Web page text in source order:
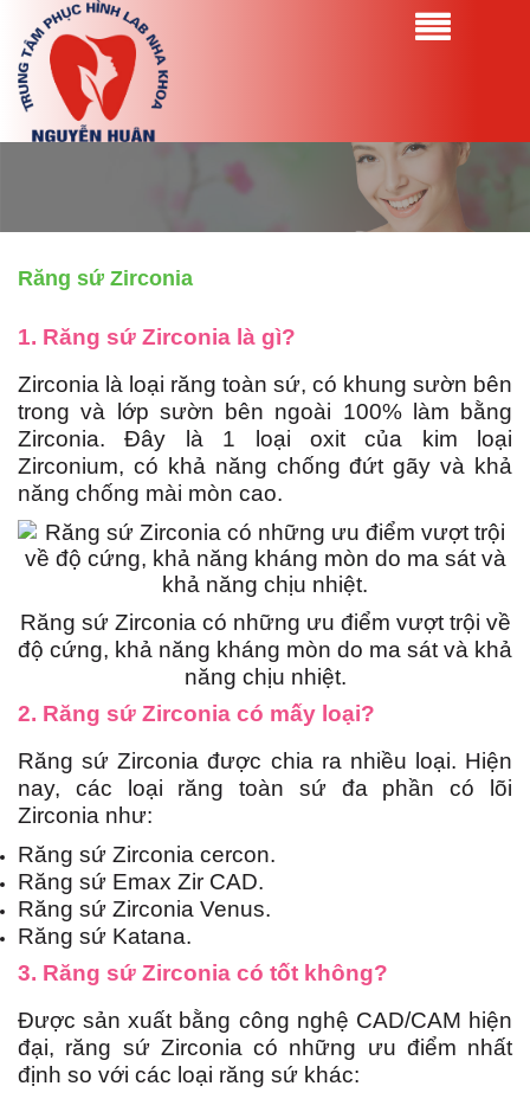
Răng sứ Zirconia
1. Răng sứ Zirconia là gì?
Zirconia là loại răng toàn sứ, có khung sườn bên
trong và lớp sườn bên ngoài 100% làm bằng
Zirconia. Đây là 1 loại oxit của kim loại
Zirconium, có khả năng chống đứt gãy và khả
năng chống mài mòn cao.
Răng sứ Zirconia có những ưu điểm vượt trội về
độ cứng, khả năng kháng mòn do ma sát và khả
năng chịu nhiệt.
2. Răng sứ Zirconia có mấy loại?
Răng sứ Zirconia được chia ra nhiều loại. Hiện
nay, các loại răng toàn sứ đa phần có lõi
Zirconia như:
Răng sứ Zirconia cercon.
Răng sứ Emax Zir CAD.
Răng sứ Zirconia Venus.
Răng sứ Katana.
3. Răng sứ Zirconia có tốt không?
Được sản xuất bằng công nghệ CAD/CAM hiện
đại, răng sứ Zirconia có những ưu điểm nhất
định so với các loại răng sứ khác: